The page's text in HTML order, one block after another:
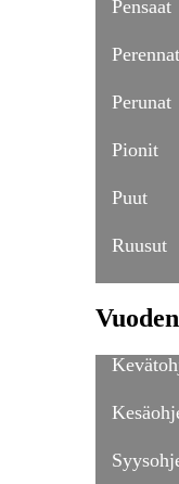
Pensaat
Perennat
Perunat
Pionit
Puut
Ruusut